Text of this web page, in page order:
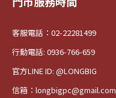
客服電話：02-22281499
行動電話: 0936-766-659
官方LINE ID: @LONGBIG
信箱：longbigpc@gmail.com